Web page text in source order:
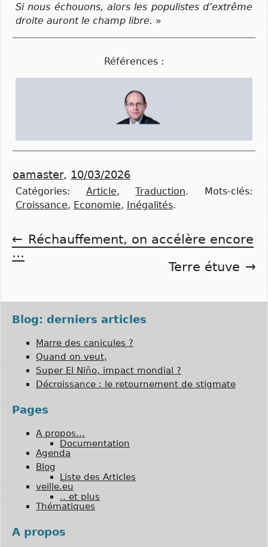
Si nous échouons, alors les populistes d’extrême
droite auront le champ libre. »
Références :
oamaster, 10/03/2026
Catégories: Article,Traduction. Mots-clés:
Croissance, Economie, Inégalités.
Navigation
de
Réchauffement, on accélère encore
…
Terre étuve
Blog: derniers articles
Marre des canicules ?
Quand on veut,
Super El Niño, impact mondial ?
Décroissance : le retournement de stigmate
Pages
A propos…
Documentation
Agenda
Blog
Liste des Articles
veille.eu
.. et plus
Thématiques
A propos